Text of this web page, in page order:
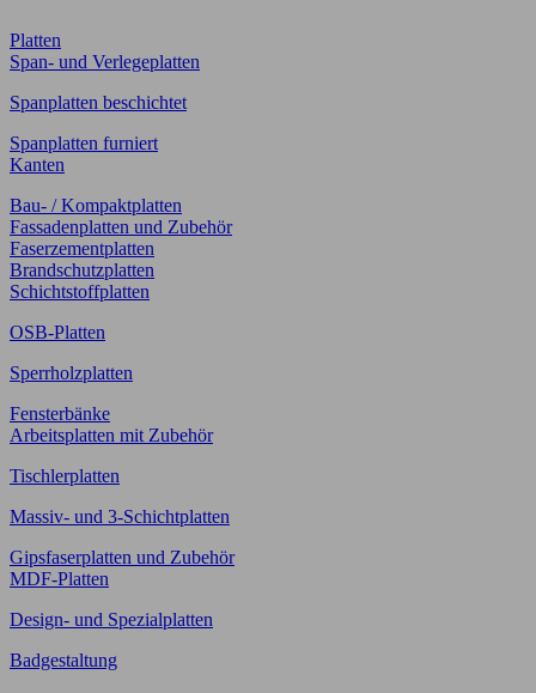
Platten
Span- und Verlegeplatten
Spanplatten beschichtet
Spanplatten furniert
Kanten
Bau- / Kompaktplatten
Fassadenplatten und Zubehör
Faserzementplatten
Brandschutzplatten
Schichtstoffplatten
OSB-Platten
Sperrholzplatten
Fensterbänke
Arbeitsplatten mit Zubehör
Tischlerplatten
Massiv- und 3-Schichtplatten
Gipsfaserplatten und Zubehör
MDF-Platten
Design- und Spezialplatten
Badgestaltung